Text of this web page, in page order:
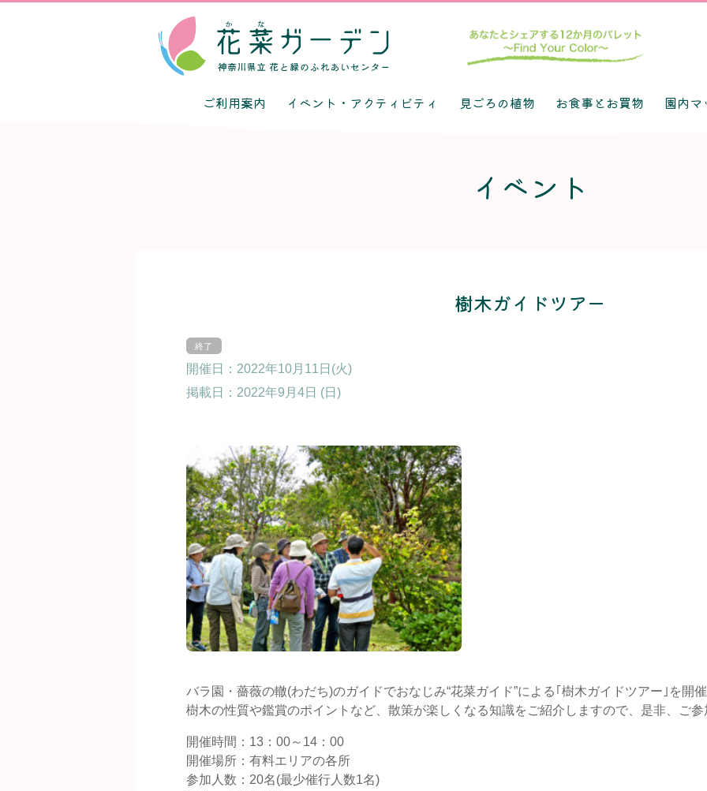
ご利用案内 イベント・アクティビティ 見ごろの植物 お食事とお買物 園内マ
イベント
樹木ガイドツアー
開催日：2022年10月11日(火)
掲載日： 2022年9月4日 (日)
バラ園・薔薇の轍(わだち)のガイドでおなじみ“花菜ガイド”による｢樹木ガイドツアー｣を開催
樹木の性質や鑑賞のポイントなど、散策が楽しくなる知識をご紹介しますので、是非、ご参
開催時間：13：00～14：00
開催場所：有料エリアの各所
参加人数：20名(最少催行人数1名)